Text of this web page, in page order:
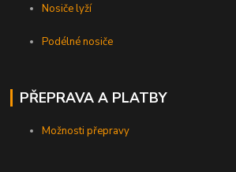
Nosiče lyží
Podélné nosiče
PŘEPRAVA A PLATBY
Možnosti přepravy